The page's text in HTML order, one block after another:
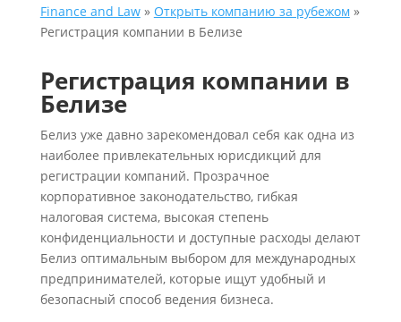
Finance and Law» Открыть компанию за рубежом »
Регистрация компании в Белизе
Регистрация компании в
Белизе
Белиз уже давно зарекомендовал себя как одна из
наиболее привлекательных юрисдикций для
регистрации компаний. Прозрачное
корпоративное законодательство, гибкая
налоговая система, высокая степень
конфиденциальности и доступные расходы делают
Белиз оптимальным выбором для международных
предпринимателей, которые ищут удобный и
безопасный способ ведения бизнеса.